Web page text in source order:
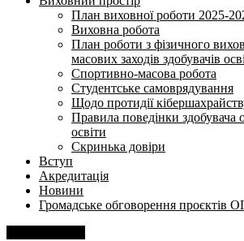
План виховної роботи 2025-
Виховна робота
План роботи з фізичного
масових заходів здобувачів
Спортивно-масова робота
Студентське самоврядування
Щодо протидії
Правила поведінки здобувача
освіти
Скринька довіри
Вступ
Акредитація
Новини
Громадське обговорення проєктів